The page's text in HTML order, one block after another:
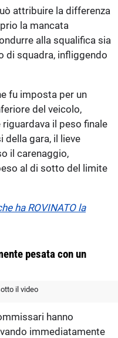
attribuire la differenza
la mancata
alla squalifica sia
di squadra, infliggendo
fu imposta per un
del veicolo,
il peso finale
della gara, il lieve
il carenaggio,
al di sotto del limite
ha ROVINATO la
pesata con un
il video
hanno
immediatamente